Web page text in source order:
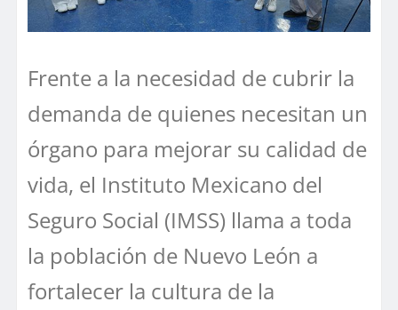
Frente a la necesidad de cubrir la
demanda de quienes necesitan un
órgano para mejorar su calidad de
vida, el Instituto Mexicano del
Seguro Social (IMSS) llama a toda
la población de Nuevo León a
fortalecer la cultura de la